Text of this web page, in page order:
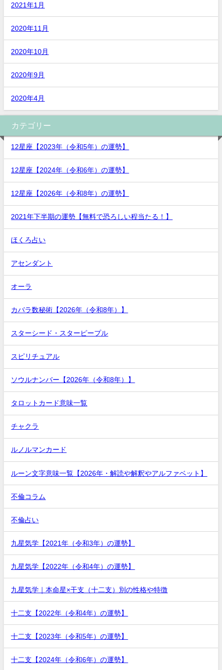
2021年1月
2020年11月
2020年10月
2020年9月
2020年4月
カテゴリー
12星座【2023年（令和5年）の運勢】
12星座【2024年（令和6年）の運勢】
12星座【2026年（令和8年）の運勢】
2021年下半期の運勢【無料で恐ろしい程当たる！】
ほくろ占い
アセンダント
オーラ
カバラ数秘術【2026年（令和8年）】
スターシード・スターピープル
スピリチュアル
ソウルナンバー【2026年（令和8年）】
タロットカード意味一覧
チャクラ
ルノルマンカード
ルーン文字意味一覧【2026年・解読や解釈やアルファベット】
不倫コラム
不倫占い
九星気学【2021年（令和3年）の運勢】
九星気学【2022年（令和4年）の運勢】
九星気学｜本命星×干支（十二支）別の性格や特徴
十二支【2022年（令和4年）の運勢】
十二支【2023年（令和5年）の運勢】
十二支【2024年（令和6年）の運勢】